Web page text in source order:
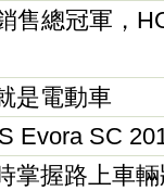
售總冠軍，
是電動車
Evora SC
掌握路上車